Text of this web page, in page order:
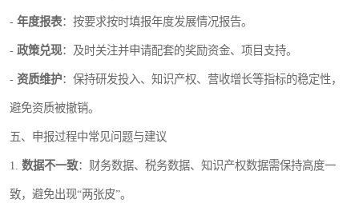
- 年度报表：按要求按时填报年度发展情况报告。
- 政策兑现：及时关注并申请配套的奖励资金、项目支持。
- 资质维护：保持研发投入、知识产权、营收增长等指标的稳定性，
避免资质被撤销。
五、申报过程中常见问题与建议
1. 数据不一致：财务数据、税务数据、知识产权数据需保持高度一
致，避免出现“两张皮”。